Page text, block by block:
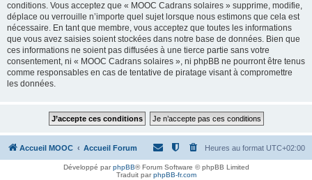
conditions. Vous acceptez que « MOOC Cadrans solaires » supprime, modifie,
déplace ou verrouille n’importe quel sujet lorsque nous estimons que cela est
nécessaire. En tant que membre, vous acceptez que toutes les informations
que vous avez saisies soient stockées dans notre base de données. Bien que
ces informations ne soient pas diffusées à une tierce partie sans votre
consentement, ni « MOOC Cadrans solaires », ni phpBB ne pourront être tenus
comme responsables en cas de tentative de piratage visant à compromettre
les données.
Accueil MOOC Accueil Forum Heures au format UTC+02:00
Développé parphpBB® Forum Software © phpBB Limited
Traduit parphpBB-fr.com